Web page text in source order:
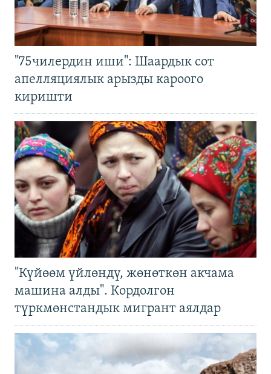
"75чилердин иши": Шаардык сот
апелляциялык арызды кароого
киришти
"Күйөөм үйлөндү, жөнөткөн акчама
машина алды". Кордолгон
түркмөнстандык мигрант аялдар